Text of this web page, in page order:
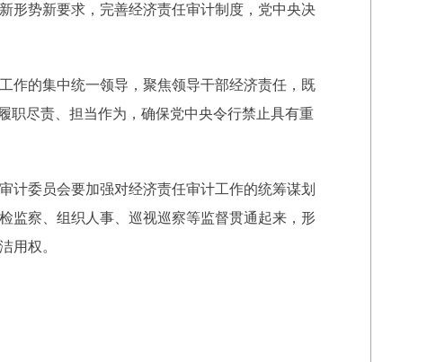
形势新要求，完善经济责任审计制度，党中央决
的集中统一领导，聚焦领导干部经济责任，既
职尽责、担当作为，确保党中央令行禁止具有重
委员会要加强对经济责任审计工作的统筹谋划
监察、组织人事、巡视巡察等监督贯通起来，形
用权。